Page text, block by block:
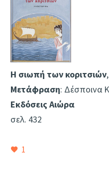
Η σιωπή των κοριτσιών
Mετάφραση: Δέσποινα
Εκδόσεις Αιώρα
σελ. 432
1